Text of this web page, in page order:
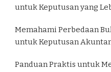
untuk Keputusan yang
Memahami Perbedaan
untuk Keputusan
Panduan Praktis untuk